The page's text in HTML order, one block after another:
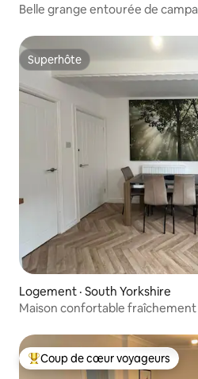
Belle grange entourée de
Superhôte
Superhôte
Logement · South Yorkshire
Maison confortable
Coup de cœur voyageurs parmi
Coup de cœur voyageurs